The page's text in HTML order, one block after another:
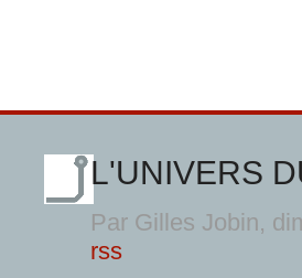
L'UNIVERS
Par Gilles Jobin,
rss